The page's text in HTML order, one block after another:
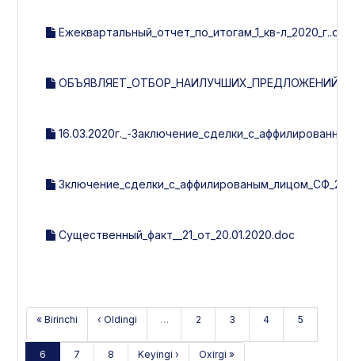
Ежеквартальный_отчет_по_итогам_1_кв-
16.03.2020г._-
Существенный_факт__21_от_20.01.2020.doc
« Birinchi ‹ Oldingi … 2 3 4 5
6 7 8 Keyingi › Oxirgi »